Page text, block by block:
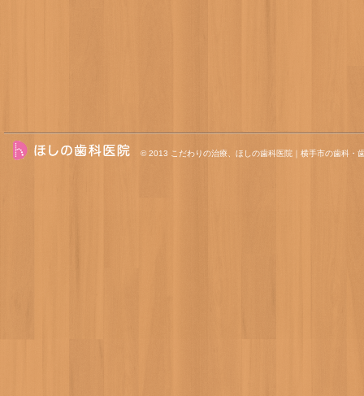
© 2013 こだわりの治療、ほしの歯科医院｜横手市の歯科・